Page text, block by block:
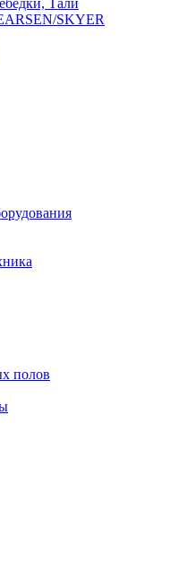
Тали
SKYER
полов